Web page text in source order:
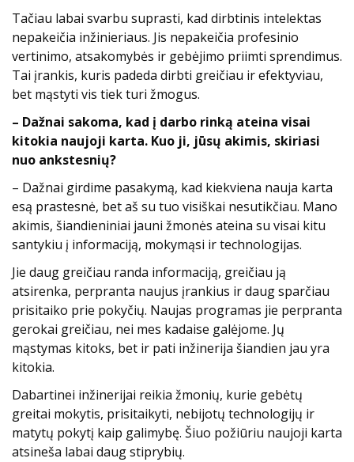
Tačiau labai svarbu suprasti, kad dirbtinis intelektas
nepakeičia inžinieriaus. Jis nepakeičia profesinio
vertinimo, atsakomybės ir gebėjimo priimti sprendimus.
Tai įrankis, kuris padeda dirbti greičiau ir efektyviau,
bet mąstyti vis tiek turi žmogus.
– Dažnai sakoma, kad į darbo rinką ateina visai
kitokia naujoji karta. Kuo ji, jūsų akimis, skiriasi
nuo ankstesnių?
– Dažnai girdime pasakymą, kad kiekviena nauja karta
esą prastesnė, bet aš su tuo visiškai nesutikčiau. Mano
akimis, šiandieniniai jauni žmonės ateina su visai kitu
santykiu į informaciją, mokymąsi ir technologijas.
Jie daug greičiau randa informaciją, greičiau ją
atsirenka, perpranta naujus įrankius ir daug sparčiau
prisitaiko prie pokyčių. Naujas programas jie perpranta
gerokai greičiau, nei mes kadaise galėjome. Jų
mąstymas kitoks, bet ir pati inžinerija šiandien jau yra
kitokia.
Dabartinei inžinerijai reikia žmonių, kurie gebėtų
greitai mokytis, prisitaikyti, nebijotų technologijų ir
matytų pokytį kaip galimybę. Šiuo požiūriu naujoji karta
atsineša labai daug stiprybių.